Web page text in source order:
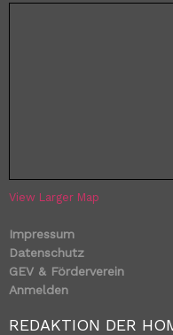
View Larger Map
Impressum
Datenschutz
GEV & Förderverein
Anmelden
REDAKTION DER